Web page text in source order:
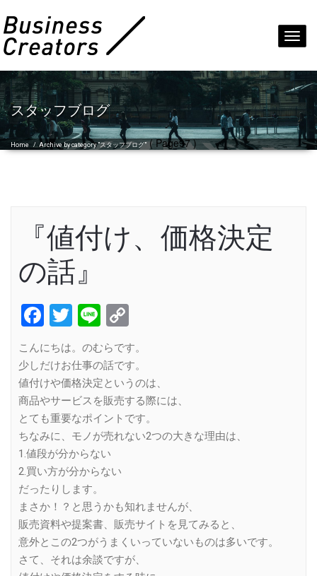
スタッフブログ
Home /Archive by category "スタッフブログ"( Page97 )
『値付け、価格決定
の話』
Facebook
Twitter
Line
Link
こんにちは。のむらです。
少しだけお仕事の話です。
値付けや価格決定というのは、
商品やサービスを販売する際には、
とても重要なポイントです。
ちなみに、モノが売れない2つの大きな理由は、
1.値段が分からない
2.買い方が分からない
だったりします。
まさか！？と思うかも知れませんが、
販売資料や提案書、販売サイトを見てみると、
意外とこの2つがうまくいっていないものは多いです。
さて、それは余談ですが、